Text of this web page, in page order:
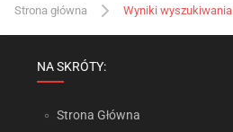
Strona główna Wyniki wyszukiwania
NA SKRÓTY:
Strona Główna